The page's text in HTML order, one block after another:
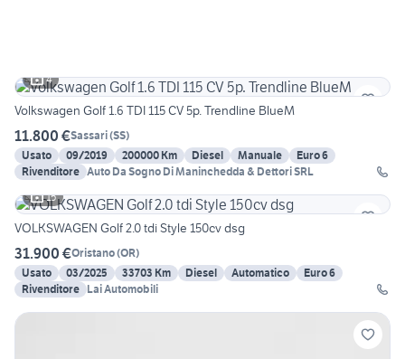
4
Volkswagen Golf 1.6 TDI 115 CV 5p. Trendline BlueM
11.800 €Sassari(SS)
Usato
09/2019 200000 Km Diesel Manuale
Euro 6
Rivenditore Auto Da Sogno Di Maninchedda & Dettori SRL
15
VOLKSWAGEN Golf 2.0 tdi Style 150cv dsg
31.900 €Oristano(OR)
Usato
03/2025 33703 Km Diesel Automatico
Euro 6
Rivenditore Lai Automobili